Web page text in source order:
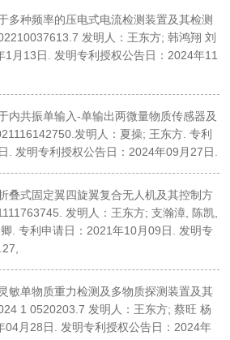
多种频率的压电式电流检测装置及其检测
发明人：王东方; 韩鸿翔 刘
1月13日. 发明专利授权公告日：2024年11
内共振单输入-单输出两微量物质传感器及
发明人：夏操; 王东方. 专利
. 发明专利授权公告日：2024年09月27日.
叠式固定翼四旋翼复合无人机及其控制方
发明人：王东方; 支瀚漳, 陈凯,
. 专利申请日：2021年10月09日. 发明专
敏单物质重力检测及多物质探测装置及其
1 0520203.7 发明人：王东方; 蔡旺 杨
04月28日. 发明专利授权公告日：2024年